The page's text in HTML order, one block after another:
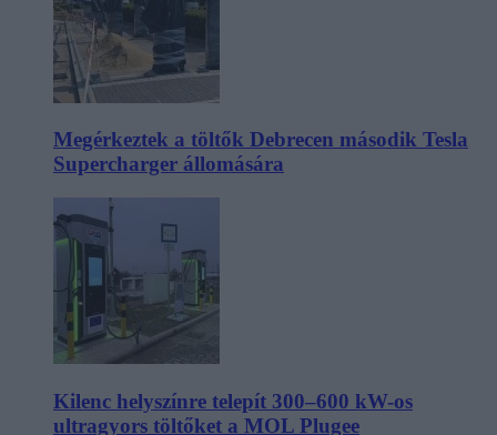
Megérkeztek a töltők Debrecen második Tesla
Supercharger állomására
Kilenc helyszínre telepít 300–600 kW-os
ultragyors töltőket a MOL Plugee